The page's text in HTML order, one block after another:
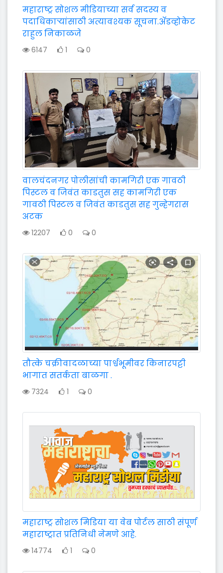
महाराष्ट्र सोशल मीडियाच्या सर्व सदस्य व
पदाधिकाऱ्यांसाठी अत्यावश्यक सूचना.ॲडव्होकेट
राहुल निकाळजे
6147 1 0
वालचंदनगर पोलीसांची कामगिरी एक गावठी
पिस्टल व जिवंत काडतुस सह कामगिरी एक
गावठी पिस्टल व जिवंत काडतुस सह गुन्हेगरास
अटक
12207 0 0
तौत्के चक्रीवादळाच्या पार्श्वभूमीवर किनारपट्टी
भागात सतर्कता बाळगा .
7324 1 0
महाराष्ट्र सोशल मिडिया या वेब पोर्टल साठी संपूर्ण
महाराष्ट्रात प्रतिनिधी नेमणे आहे.
14774 1 0